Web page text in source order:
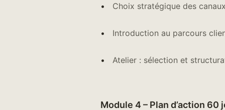
Choix stratégique des
Introduction au parcours
Atelier : sélection et
Module 4 – Plan d’action 60